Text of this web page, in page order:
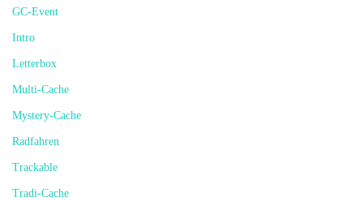
GC-Event
Intro
Letterbox
Multi-Cache
Mystery-Cache
Radfahren
Trackable
Tradi-Cache